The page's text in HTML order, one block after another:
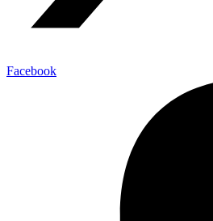
Facebook